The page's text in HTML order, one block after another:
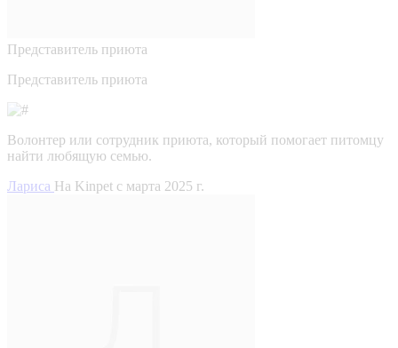
Представитель приюта
Представитель приюта
Волонтер или сотрудник приюта, который помогает питомцу
найти любящую семью.
Лариса На Kinpet c марта 2025 г.